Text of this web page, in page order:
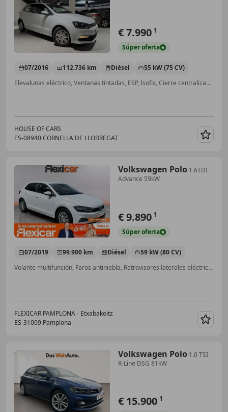
€ 7.990 1
Súperoferta
07/2016 112.736 km Diésel
55 kW (75 CV)
Elevalunas eléctrico, Ventanas tintadas, ESP, Isofix, Cierre centralizado, Airbags laterales, ABS
HOUSE OF CARS
ES-08940 CORNELLA DE LLOBREGAT
Volkswagen Polo 1.6TDI
Advance 59kW
€ 9.890 1
Súperoferta
07/2019 99.900 km Diésel
59 kW (80 CV)
Volante multifunción, Faros antiniebla, Retrovisores laterales eléctricos, Isofix, ESP, Control de tracción, Ordenador
FLEXICAR PAMPLONA - Etxabakoitz
ES-31009 Pamplona
Volkswagen Polo 1.0 TSI
R-Line DSG 81kW
€ 15.900 1